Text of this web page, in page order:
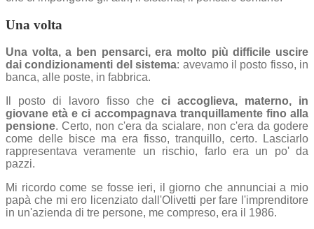
Una volta
Una volta, a ben pensarci, era molto più difficile uscire
dai condizionamenti del sistema: avevamo il posto fisso, in
banca, alle poste, in fabbrica.
Il posto di lavoro fisso checi accoglieva, materno, in
giovane età e ci accompagnava tranquillamente fino alla
pensione. Certo, non c'era da scialare, non c'era da godere
come delle bisce ma era fisso, tranquillo, certo. Lasciarlo
rappresentava veramente un rischio, farlo era un po' da
pazzi.
Mi ricordo come se fosse ieri, il giorno che annunciai a mio
papà che mi ero licenziato dall'Olivetti per fare l'imprenditore
in un'azienda di tre persone, me compreso, era il 1986.